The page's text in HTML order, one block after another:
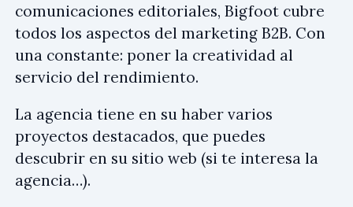
comunicaciones editoriales, Bigfoot cubre
todos los aspectos del marketing B2B. Con
una constante: poner la creatividad al
servicio del rendimiento.
La agencia tiene en su haber varios
proyectos destacados, que puedes
descubrir en su sitio web (si te interesa la
agencia…).